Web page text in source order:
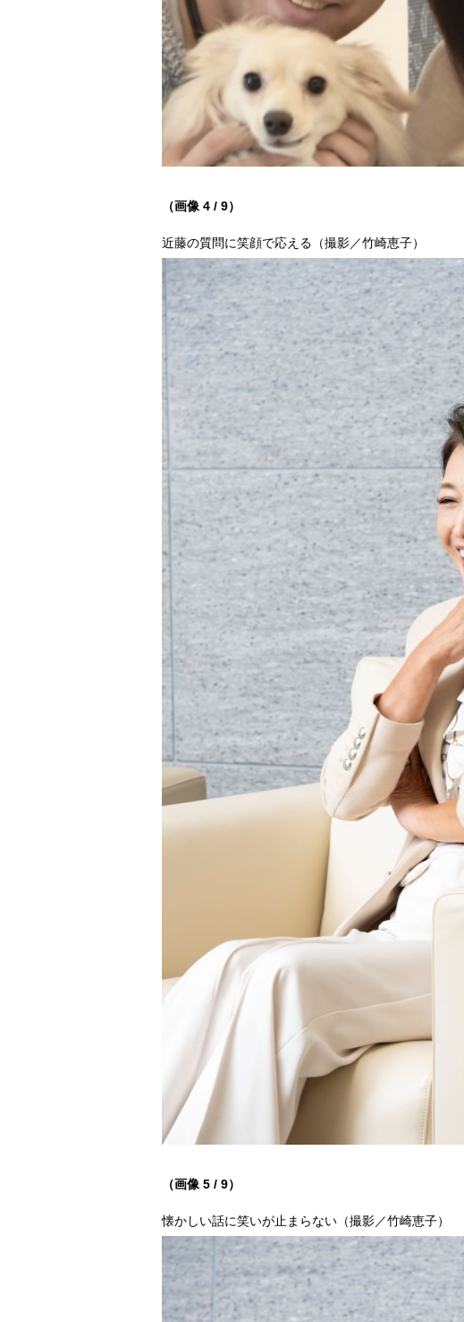
（画像 4 / 9）
近藤の質問に笑顔で応える（撮影／竹崎恵子）
（画像 5 / 9）
懐かしい話に笑いが止まらない（撮影／竹崎恵子）